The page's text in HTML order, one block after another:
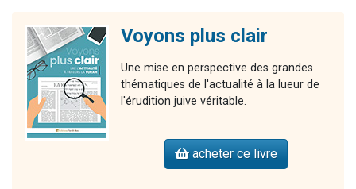
Voyons plus clair
Une mise en perspective des grandes
thématiques de l'actualité à la lueur de
l'érudition juive véritable.
acheter ce livre